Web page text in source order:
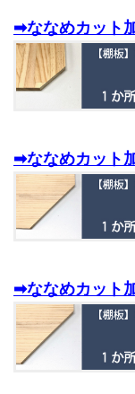
➡ななめカット
➡ななめカット
➡ななめカット